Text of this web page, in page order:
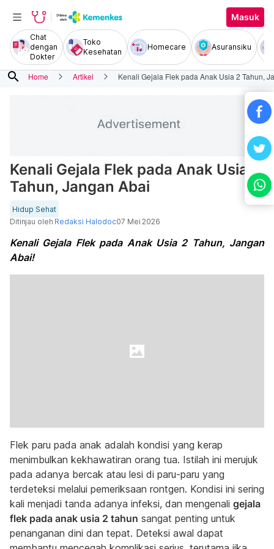
Masuk
Chat
dengan
Dokter
Toko
Kesehatan
Homecare Asuransiku
search Home Artikel Kenali Gejala Flek pada Anak Usia 2 Tahun,
Kenali Gejala Flek pada Anak Usia 2
Tahun, Jangan Abai
Hidup Sehat
Ditinjau oleh Redaksi Halodoc07 Mei 2026
Kenali Gejala Flek pada Anak Usia 2 Tahun, Jangan
Abai!
Flek paru pada anak adalah kondisi yang kerap
menimbulkan kekhawatiran orang tua. Istilah ini merujuk
pada adanya bercak atau lesi di paru-paru yang
terdeteksi melalui pemeriksaan rontgen. Kondisi ini sering
kali menjadi tanda adanya infeksi, dan mengenali gejala
flek pada anak usia 2 tahun sangat penting untuk
penanganan dini dan tepat. Deteksi awal dapat